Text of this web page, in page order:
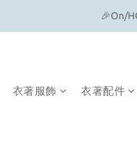
🔗 Snow Peak｜
🎉On/
衣著服飾 衣著配件